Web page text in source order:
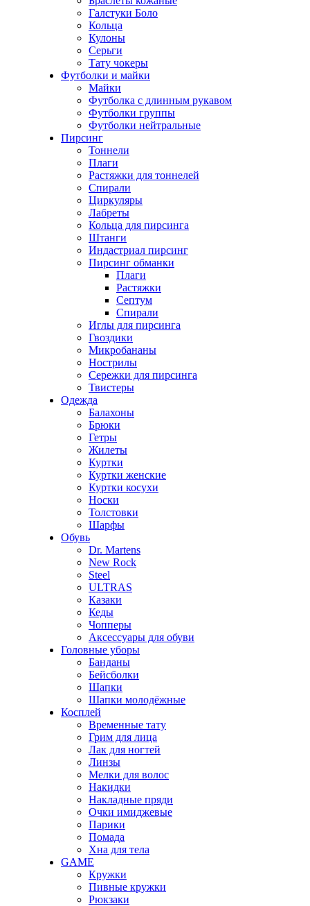
Галстуки Боло
Кольца
Кулоны
Серьги
Тату чокеры
Футболки и майки
Майки
Футболка с длинным рукавом
Футболки группы
Футболки нейтральные
Пирсинг
Тоннели
Плаги
Растяжки для тоннелей
Спирали
Циркуляры
Лабреты
Кольца для пирсинга
Штанги
Индастриал пирсинг
Пирсинг обманки
Плаги
Растяжки
Септум
Спирали
Иглы для пирсинга
Гвоздики
Микробананы
Нострилы
Сережки для пирсинга
Твистеры
Одежда
Балахоны
Брюки
Гетры
Жилеты
Куртки
Куртки женские
Куртки косухи
Носки
Толстовки
Шарфы
Обувь
Dr. Martens
New Rock
Steel
ULTRAS
Казаки
Кеды
Чопперы
Аксессуары для обуви
Головные уборы
Банданы
Бейсболки
Шапки
Шапки молодёжные
Косплей
Временные тату
Грим для лица
Лак для ногтей
Линзы
Мелки для волос
Накидки
Накладные пряди
Очки имиджевые
Парики
Помада
Хна для тела
GAME
Кружки
Пивные кружки
Рюкзаки